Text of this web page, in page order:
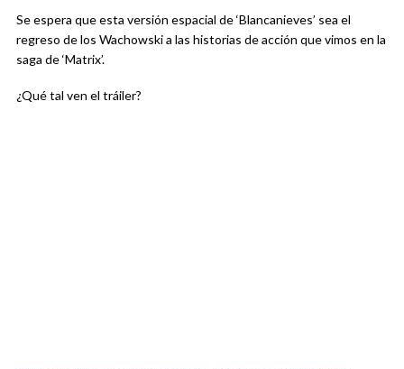
Se espera que esta versión espacial de ‘Blancanieves’ sea el
regreso de los Wachowski a las historias de acción que vimos en la
saga de ‘Matrix’.
¿Qué tal ven el tráiler?